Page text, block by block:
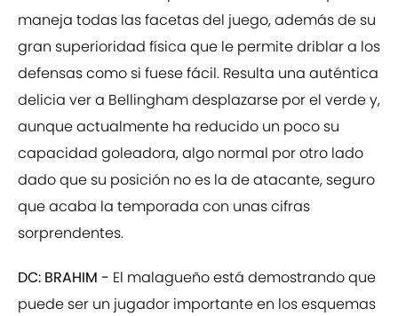
maneja todas las facetas del juego, además de su
gran superioridad física que le permite driblar a los
defensas como si fuese fácil. Resulta una auténtica
delicia ver a Bellingham desplazarse por el verde y,
aunque actualmente ha reducido un poco su
capacidad goleadora, algo normal por otro lado
dado que su posición no es la de atacante, seguro
que acaba la temporada con unas cifras
sorprendentes.
DC: BRAHIM - El malagueño está demostrando que
puede ser un jugador importante en los esquemas